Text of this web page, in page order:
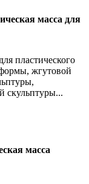
масса для
пластического
жгутовой
скульптуры...
масса